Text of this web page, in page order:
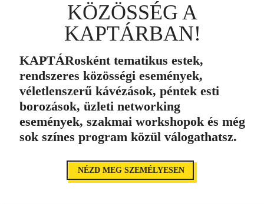
KÖZÖSSÉG A
KAPTÁRBAN!
KAPTÁRosként tematikus estek,
rendszeres közösségi események,
véletlenszerű kávézások, péntek esti
borozások, üzleti networking
események, szakmai workshopok és még
sok színes program közül válogathatsz.
NÉZD MEG SZEMÉLYESEN